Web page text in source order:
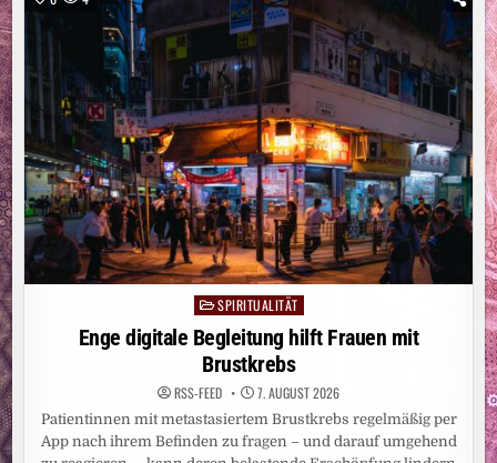
DARÜBER
Posted
in
SPIRITUALITÄT
Enge digitale Begleitung hilft Frauen mit
Brustkrebs
RSS-FEED 7. AUGUST 2026
Patientinnen mit metastasiertem Brustkrebs regelmäßig per
App nach ihrem Befinden zu fragen – und darauf umgehend